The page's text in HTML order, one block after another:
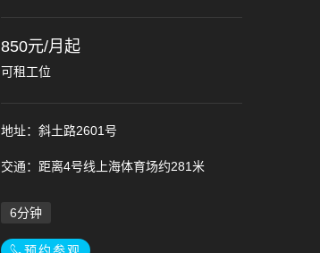
850元/月起
可租工位
地址：斜土路2601号
交通：距离4号线上海体育场约281米
6分钟